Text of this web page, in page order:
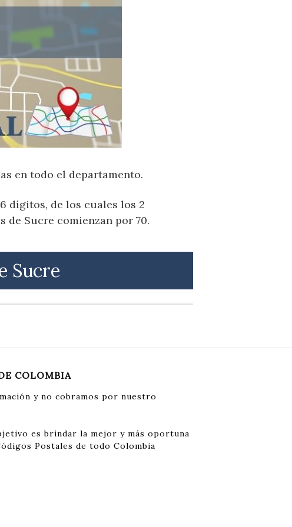
en todo el departamento.
dígitos, de los cuales los 2
de Sucre comienzan por 70.
Sucre
COLOMBIA
y no cobramos por nuestro
es brindar la mejor y más oportuna
Postales de todo Colombia